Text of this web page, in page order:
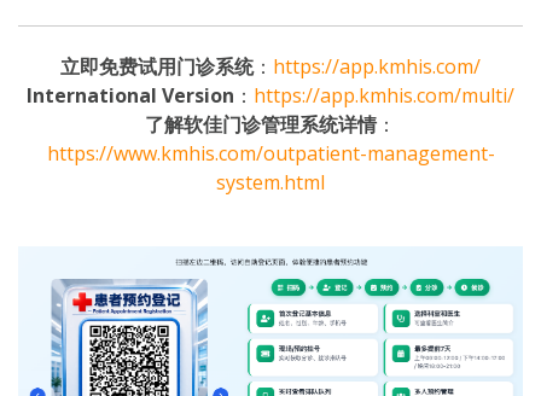
立即免费试用门诊系统： https://app.kmhis.com/
International Version ： https://app.kmhis.com/multi/
了解软佳门诊管理系统详情：
https://www.kmhis.com/outpatient-management-
system.html